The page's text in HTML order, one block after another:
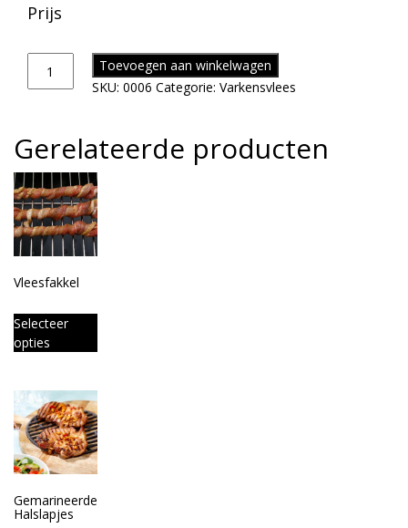
Prijs
Toevoegen aan winkelwagen
SKU: 0006 Categorie: Varkensvlees
Gerelateerde producten
Vleesfakkel
Selecteer
opties
Gemarineerde
Halslapjes